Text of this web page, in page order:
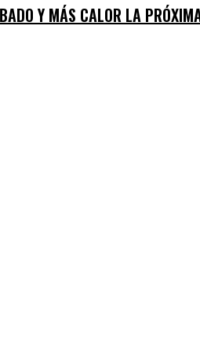
Y MÁS CALOR LA